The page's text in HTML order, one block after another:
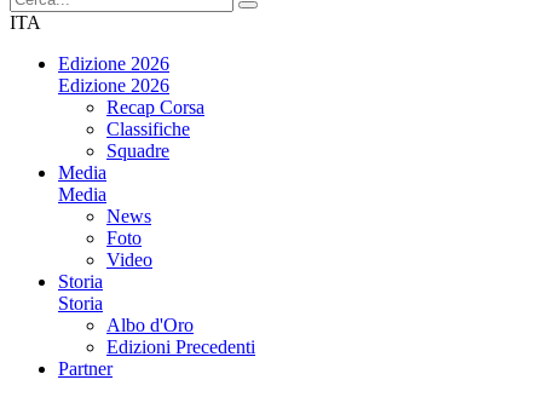
ITA
Edizione 2026
Edizione 2026
Recap Corsa
Classifiche
Squadre
Media
Media
News
Foto
Video
Storia
Storia
Albo d'Oro
Edizioni Precedenti
Partner